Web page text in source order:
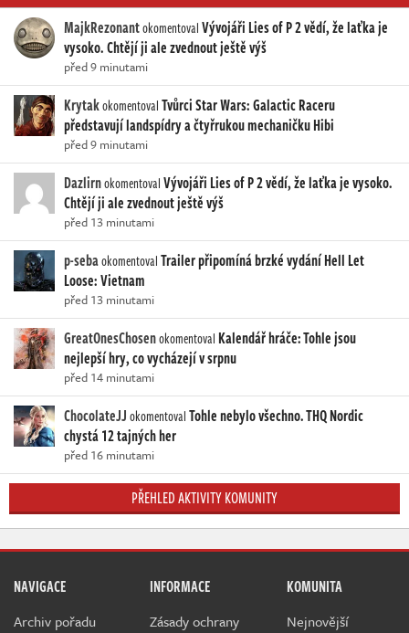
MajkRezonantokomentovalVývojáři Lies of P 2 vědí, že laťka je
vysoko. Chtějí ji ale zvednout ještě výš
před 9 minutami
KrytakokomentovalTvůrci Star Wars: Galactic Raceru
představují landspídry a čtyřrukou mechaničku Hibi
před 9 minutami
DazlirnokomentovalVývojáři Lies of P 2 vědí, že laťka je vysoko.
Chtějí ji ale zvednout ještě výš
před 13 minutami
p-sebaokomentovalTrailer připomíná brzké vydání Hell Let
Loose: Vietnam
před 13 minutami
GreatOnesChosenokomentoval Kalendář hráče: Tohle jsou
nejlepší hry, co vycházejí v srpnu
před 14 minutami
ChocolateJJokomentovalTohle nebylo všechno. THQ Nordic
chystá 12 tajných her
před 16 minutami
PŘEHLED AKTIVITY KOMUNITY
NAVIGACE
Archiv pořadu
INFORMACE
Zásady ochrany
KOMUNITA
Nejnovější